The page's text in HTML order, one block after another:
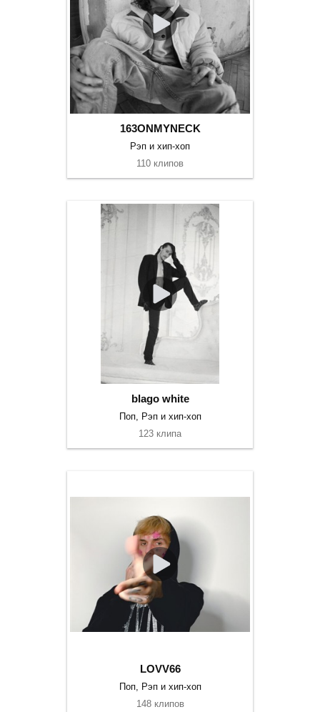
163ONMYNECK
Рэп и хип-хоп
110 клипов
blago white
Поп, Рэп и хип-хоп
123 клипа
LOVV66
Поп, Рэп и хип-хоп
148 клипов